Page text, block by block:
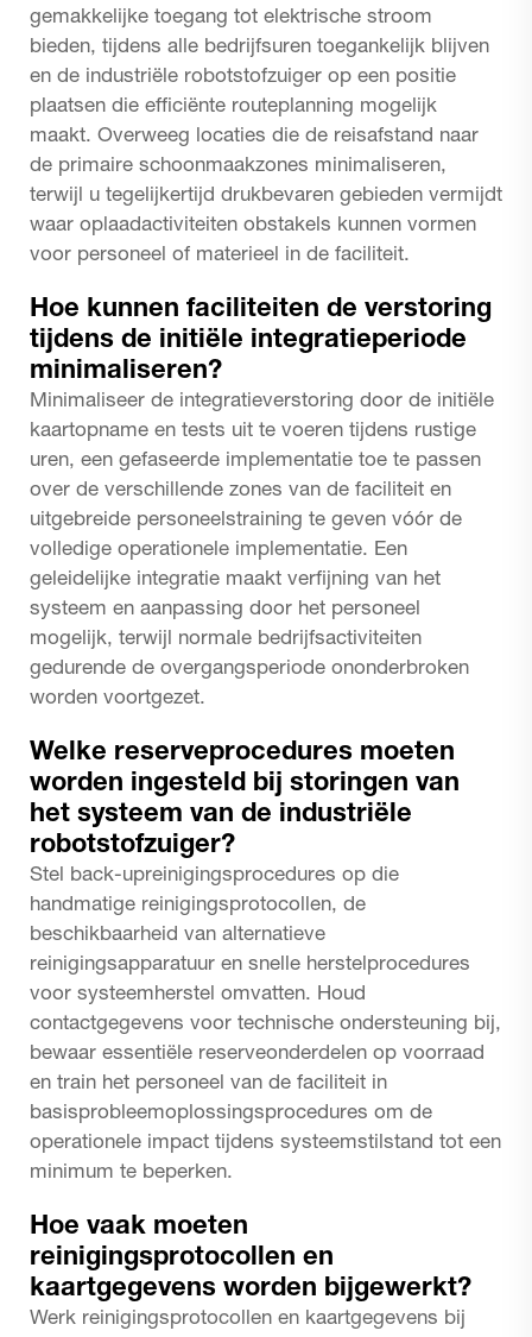
gemakkelijke toegang tot elektrische stroom
bieden, tijdens alle bedrijfsuren toegankelijk blijven
en de industriële robotstofzuiger op een positie
plaatsen die efficiënte routeplanning mogelijk
maakt. Overweeg locaties die de reisafstand naar
de primaire schoonmaakzones minimaliseren,
terwijl u tegelijkertijd drukbevaren gebieden vermijdt
waar oplaadactiviteiten obstakels kunnen vormen
voor personeel of materieel in de faciliteit.
Hoe kunnen faciliteiten de verstoring
tijdens de initiële integratieperiode
minimaliseren?
Minimaliseer de integratieverstoring door de initiële
kaartopname en tests uit te voeren tijdens rustige
uren, een gefaseerde implementatie toe te passen
over de verschillende zones van de faciliteit en
uitgebreide personeelstraining te geven vóór de
volledige operationele implementatie. Een
geleidelijke integratie maakt verfijning van het
systeem en aanpassing door het personeel
mogelijk, terwijl normale bedrijfsactiviteiten
gedurende de overgangsperiode ononderbroken
worden voortgezet.
Welke reserveprocedures moeten
worden ingesteld bij storingen van
het systeem van de industriële
robotstofzuiger?
Stel back-upreinigingsprocedures op die
handmatige reinigingsprotocollen, de
beschikbaarheid van alternatieve
reinigingsapparatuur en snelle herstelprocedures
voor systeemherstel omvatten. Houd
contactgegevens voor technische ondersteuning bij,
bewaar essentiële reserveonderdelen op voorraad
en train het personeel van de faciliteit in
basisprobleemoplossingsprocedures om de
operationele impact tijdens systeemstilstand tot een
minimum te beperken.
Hoe vaak moeten
reinigingsprotocollen en
kaartgegevens worden bijgewerkt?
Werk reinigingsprotocollen en kaartgegevens bij